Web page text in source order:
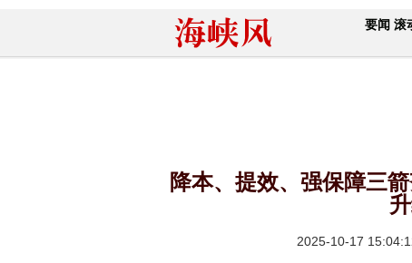
要闻 滚
降本、提效、强保障三
2025-10-17